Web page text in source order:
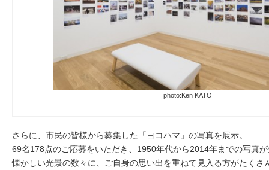
photo:Ken KATO
さらに、市民の皆様から募集した「ヨコハマ」の写真を展示。
69名178点のご応募をいただき、1950年代から2014年までの写真
懐かしい光景の数々に、ご自身の思い出を重ねて見入る方がたくさ